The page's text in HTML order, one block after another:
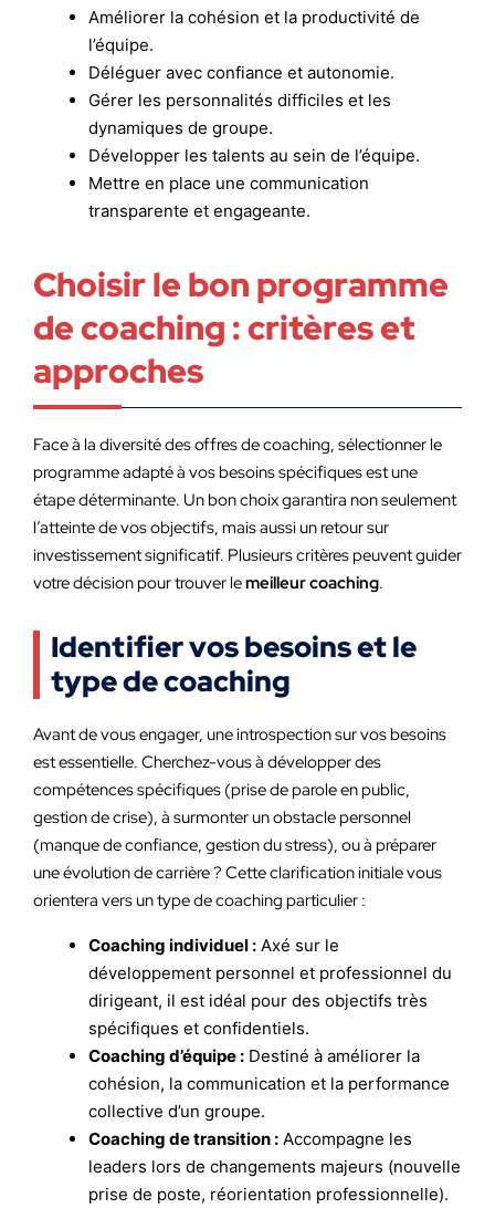
Améliorer la cohésion et la productivité de
l’équipe.
Déléguer avec confiance et autonomie.
Gérer les personnalités difficiles et les
dynamiques de groupe.
Développer les talents au sein de l’équipe.
Mettre en place une communication
transparente et engageante.
Choisir le bon programme
de coaching : critères et
approches
Face à la diversité des offres de coaching, sélectionner le
programme adapté à vos besoins spécifiques est une
étape déterminante. Un bon choix garantira non seulement
l’atteinte de vos objectifs, mais aussi un retour sur
investissement significatif. Plusieurs critères peuvent guider
votre décision pour trouver lemeilleur coaching.
Identifier vos besoins et le
type de coaching
Avant de vous engager, une introspection sur vos besoins
est essentielle. Cherchez-vous à développer des
compétences spécifiques (prise de parole en public,
gestion de crise), à surmonter un obstacle personnel
(manque de confiance, gestion du stress), ou à préparer
une évolution de carrière ? Cette clarification initiale vous
orientera vers un type de coaching particulier :
Coaching individuel : Axé sur le
développement personnel et professionnel du
dirigeant, il est idéal pour des objectifs très
spécifiques et confidentiels.
Coaching d’équipe : Destiné à améliorer la
cohésion, la communication et la performance
collective d’un groupe.
Coaching de transition : Accompagne les
leaders lors de changements majeurs (nouvelle
prise de poste, réorientation professionnelle).